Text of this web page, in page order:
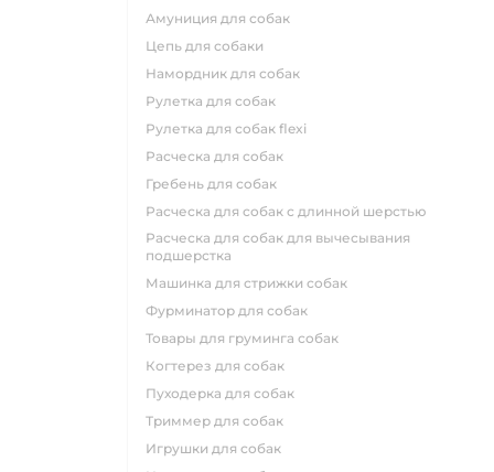
амуниция для собак
цепь для собаки
намордник для собак
рулетка для собак
рулетка для собак flexi
расческа для собак
гребень для собак
расческа для собак с длинной шерстью
расческа для собак для вычесывания
подшерстка
машинка для стрижки собак
фурминатор для собак
товары для груминга собак
когтерез для собак
пуходерка для собак
триммер для собак
игрушки для собак